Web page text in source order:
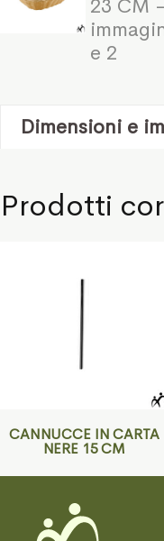
Dimensioni e
Prodotti
CANNUCCE IN CARTA
NERE 15 CM